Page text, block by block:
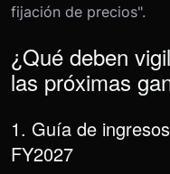
fijación de precios".
¿Qué deben
las próximas
1. Guía de
FY2027